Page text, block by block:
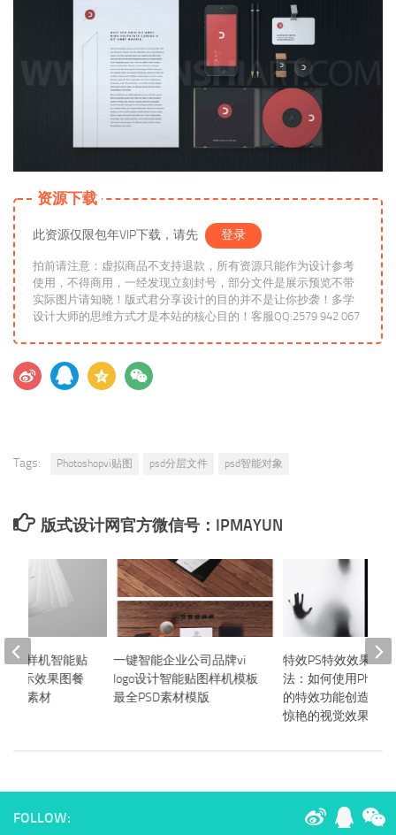
资源下载
此资源仅限包年VIP下载，请先 登录
拍前请注意：虚拟商品不支持退款，所有资源只能作为设计参考
使用，不得商用，一经发现立刻封号，部分文件是展示预览不带
实际图片请知晓！版式君分享设计的目的并不是让你抄袭！多学
设计大师的思维方式才是本站的核心目的！客服QQ:2579 942 067
Tags: Photoshopvi贴图 psd分层文件 psd智能对象
版式设计网官方微信号：IPMAYUN
一键智能企业公司品牌vi
logo设计智能贴图样机模板
最全PSD素材模版
特效PS特效效果的
法：如何使用
的特效功能创造出
惊艳的视觉效果？
板样机智能贴
展示效果图餐
企业素材
FOLLOW: